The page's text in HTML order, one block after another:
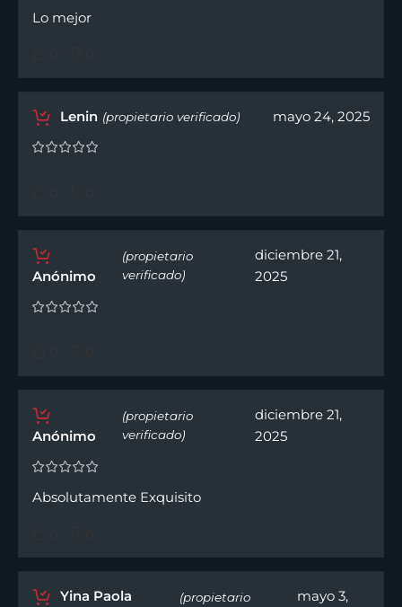
Lo mejor
Lenin (propietario verificado) mayo 24, 2025
Anónimo
(propietario
verificado)
diciembre 21,
2025
Anónimo
(propietario
verificado)
diciembre 21,
2025
Absolutamente Exquisito
Yina Paola
(propietario
mayo 3,